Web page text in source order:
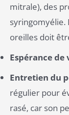
mitrale), des
syringomyélie.
oreilles doit
Espérance de
Entretien du
régulier pour
rasé, car son